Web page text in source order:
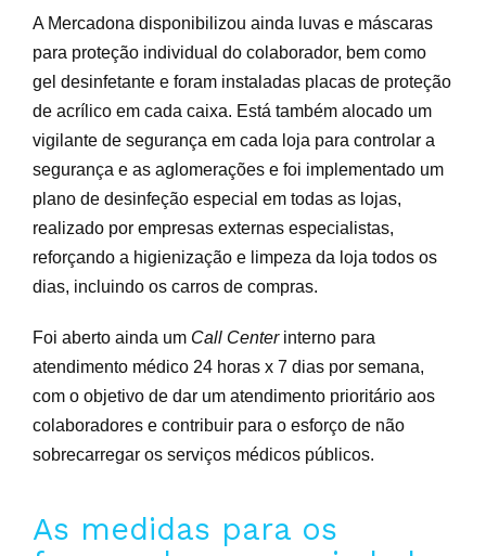
A Mercadona disponibilizou ainda luvas e máscaras
para proteção individual do colaborador, bem como
gel desinfetante e foram instaladas placas de proteção
de acrílico em cada caixa. Está também alocado um
vigilante de segurança em cada loja para controlar a
segurança e as aglomerações e foi implementado um
plano de desinfeção especial em todas as lojas,
realizado por empresas externas especialistas,
reforçando a higienização e limpeza da loja todos os
dias, incluindo os carros de compras.
Foi aberto ainda um Call Centerinterno para
atendimento médico 24 horas x 7 dias por semana,
com o objetivo de dar um atendimento prioritário aos
colaboradores e contribuir para o esforço de não
sobrecarregar os serviços médicos públicos.
As medidas para os